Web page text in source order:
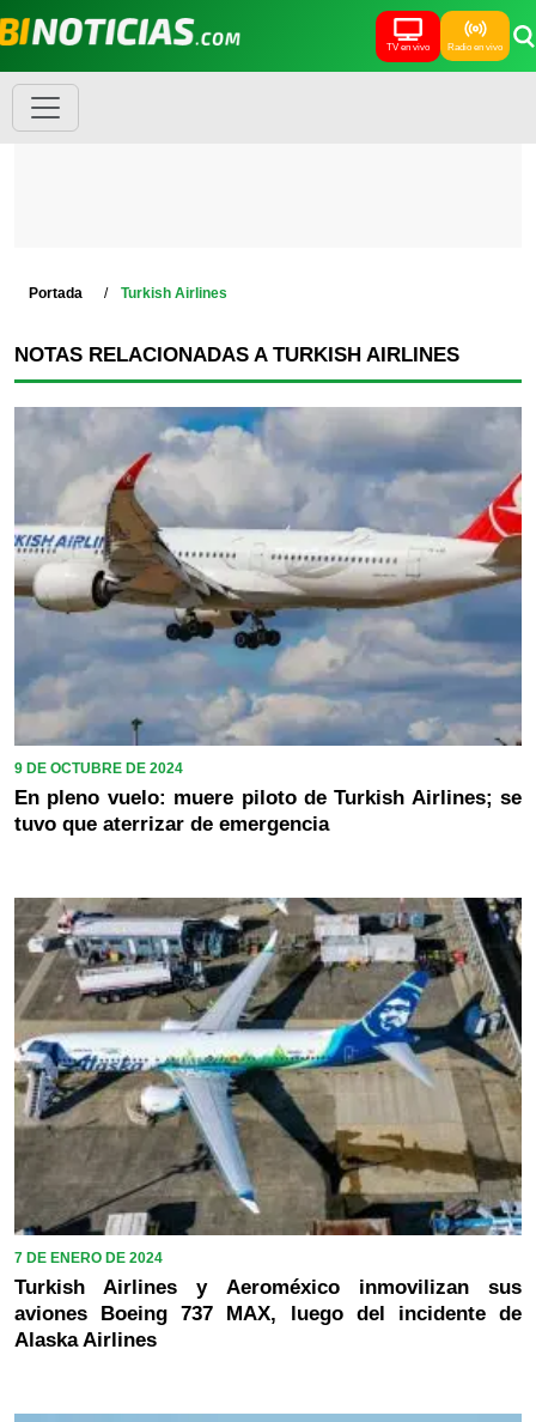
TV en vivo Radio en vivo
Portada Turkish Airlines
NOTAS RELACIONADAS A TURKISH AIRLINES
9 DE OCTUBRE DE 2024
En pleno vuelo: muere piloto de Turkish Airlines; se
tuvo que aterrizar de emergencia
7 DE ENERO DE 2024
Turkish Airlines y Aeroméxico inmovilizan sus
aviones Boeing 737 MAX, luego del incidente de
Alaska Airlines